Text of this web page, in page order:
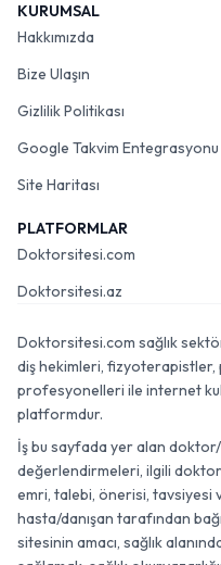
KURUMSAL
Hakkımızda
Bize Ulaşın
Gizlilik Politikası
Google Takvim Entegrasyonu
Site Haritası
PLATFORMLAR
Doktorsitesi.com
Doktorsitesi.az
Doktorsitesi.com sağlık
diş hekimleri, fizyoterapistler,
profesyonelleri ile internet
platformdur.
İş bu sayfada yer alan
değerlendirmeleri, ilgili
emri, talebi, önerisi, tavsiyesi
hasta/danışan tarafından
sitesinin amacı, sağlık